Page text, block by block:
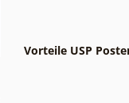
Vorteile USP